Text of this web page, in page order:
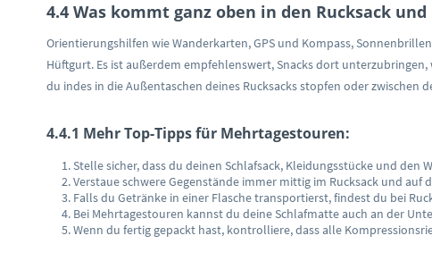
4.4 Was kommt ganz oben in den Rucksack
Orientierungshilfen wie Wanderkarten, GPS und Kompass,
Hüftgurt. Es ist außerdem empfehlenswert, Snacks dort
du indes in die Außentaschen deines Rucksacks stopfen oder zwischen
4.4.1 Mehr Top-Tipps für Mehrtagestouren:
Stelle sicher, dass du deinen Schlafsack, Kleidungsstücke und
Verstaue schwere Gegenstände immer mittig im Rucksack und
Falls du Getränke in einer Flasche transportierst, findest du bei
Bei Mehrtagestouren kannst du deine Schlafmatte auch an der
Wenn du fertig gepackt hast, kontrolliere, dass alle